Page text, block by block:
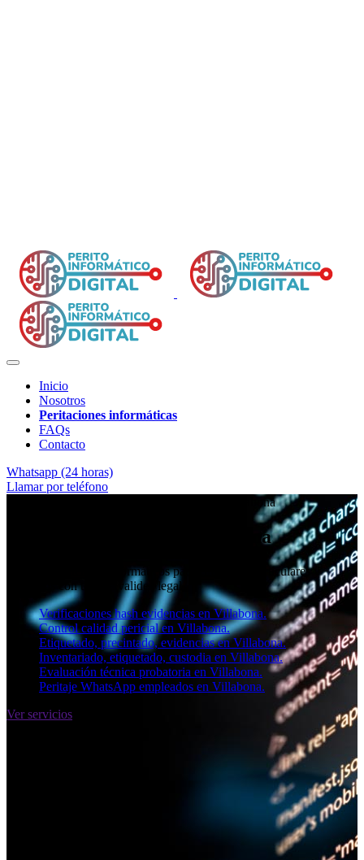
Inicio
Nosotros
Peritaciones informáticas
FAQs
Contacto
Whatsapp (24 horas)
Llamar por teléfono
Villabona
Perito informático en Villabona
Informes periciales informáticos para empresas, particulares y
abogados con toda la validez legal.
Verificaciones hash evidencias en Villabona.
Control calidad pericial en Villabona.
Etiquetado, precintado, evidencias en Villabona.
Inventariado, etiquetado, custodia en Villabona.
Evaluación técnica probatoria en Villabona.
Peritaje WhatsApp empleados en Villabona.
Ver servicios